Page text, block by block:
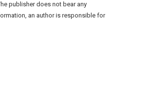
publisher does not bear any
an author is responsible for